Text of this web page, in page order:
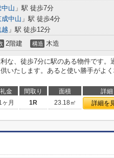
山 」駅 徒歩7分
成中山 」駅 徒歩4分
越 」駅 徒歩12分
2階建 構造 木造
な、徒歩7分に駅のある物件です。
いたします。あると使い勝手がよ
礼金 間取り 面積 詳細
ヶ月 1R 23.18㎡ 詳細を